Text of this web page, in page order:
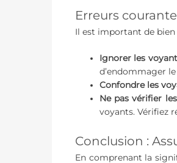
Erreurs
Il est important de bien
Ignorer les
d’endommager
Confondre les
Ne pas vérifier
voyants. Vérifiez
Conclusion :
En comprenant la